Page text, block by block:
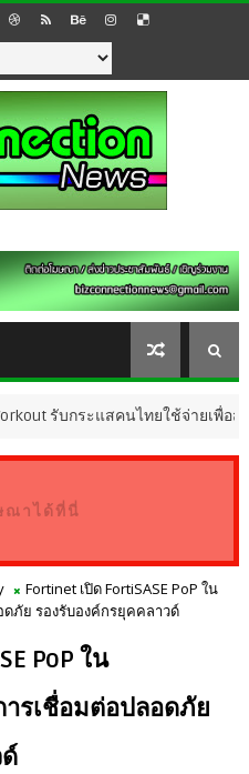
สคนไทยใช้จ่ายเพื่อสุขภาพและก
ณาได้ที่นี่
Fortinet เปิด FortiSASE PoP ใน
ภัย รองรับองค์กรยุคคลาวด์
PoP ใน
ารเชื่อมต่อปลอดภัย